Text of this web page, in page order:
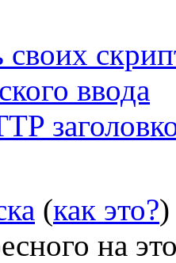
своих
ввода
(как это?)
на